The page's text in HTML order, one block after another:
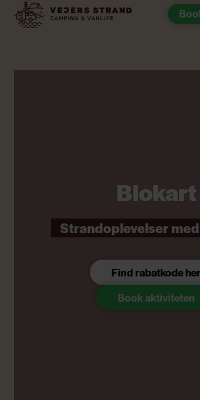
Blokart
Strandoplevelser
Find rabatkode her
Book aktiviteten